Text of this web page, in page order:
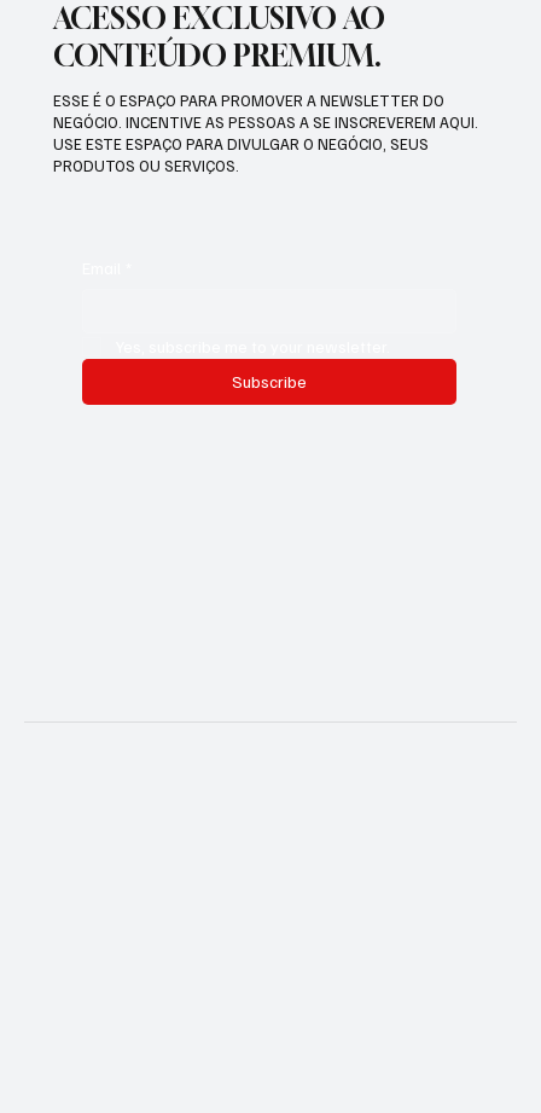
ACESSO EXCLUSIVO AO
CONTEÚDO PREMIUM.
ESSE É O ESPAÇO PARA PROMOVER A NEWSLETTER DO
NEGÓCIO. INCENTIVE AS PESSOAS A SE INSCREVEREM AQUI.
USE ESTE ESPAÇO PARA DIVULGAR O NEGÓCIO, SEUS
PRODUTOS OU SERVIÇOS.
Subscribe